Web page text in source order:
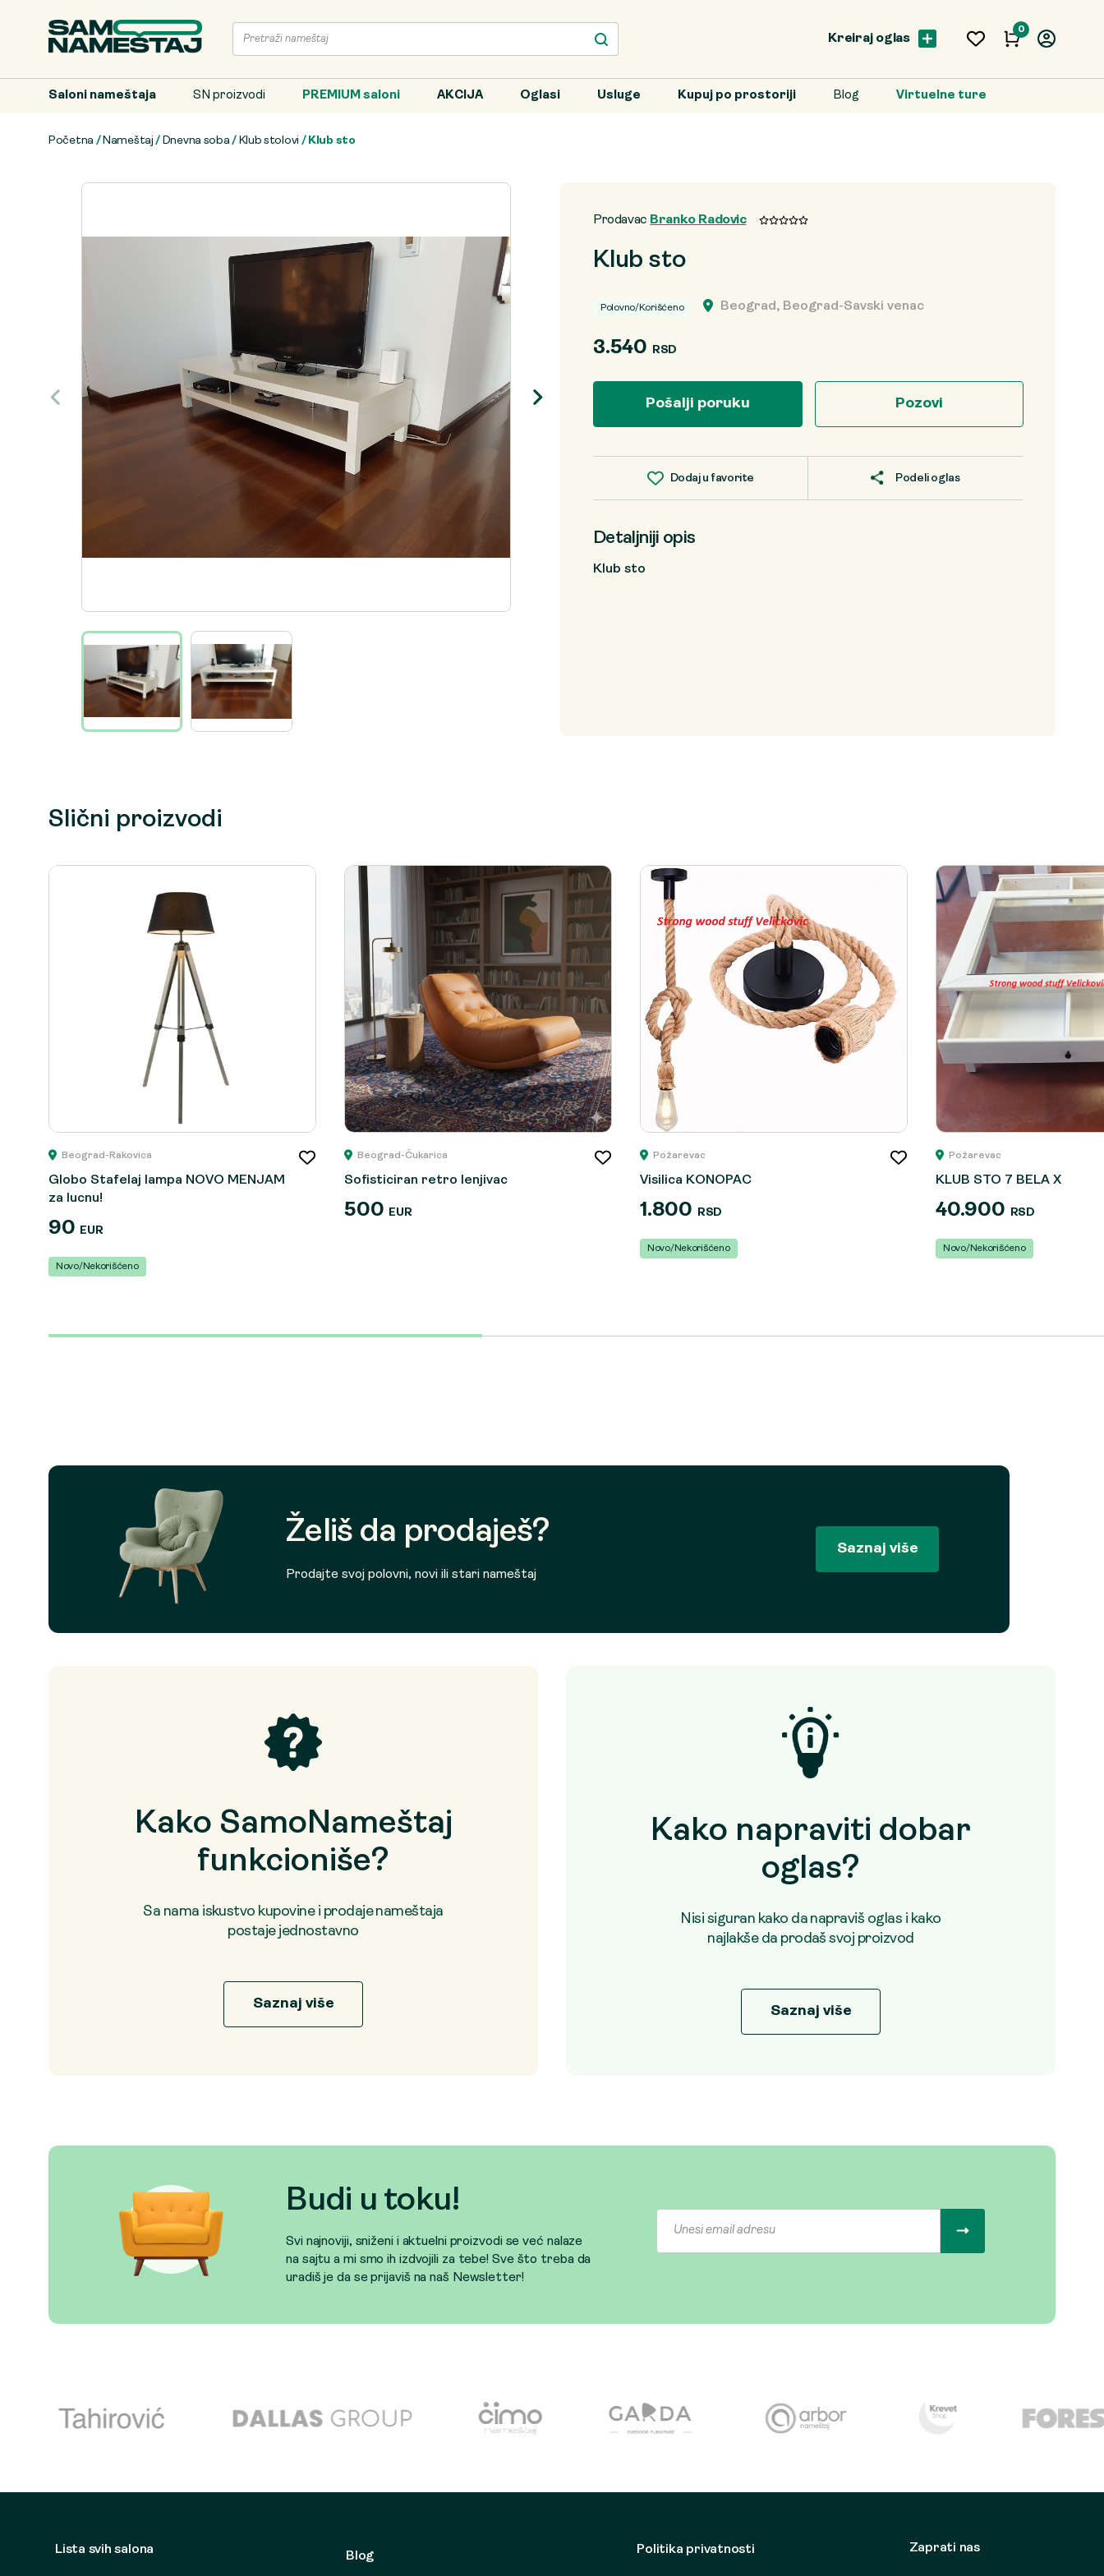
0
Kreiraj oglas
Saloni nameštaja SN proizvodi PREMIUM saloni AKCIJA Oglasi Usluge Kupuj po prostoriji Blog Virtuelne ture
Početna / Nameštaj / Dnevna soba / Klub stolovi / Klub sto
Dodaj u favorite Podeli oglas
Klub sto
Polovno/Korišćeno
3.540 RSD
Prodavac Branko Radovic
Beograd, Beograd-Savski venac
Pošalji poruku Pozovi
Detaljniji opis
Klub sto
Slični proizvodi
Beograd-Rakovica
Globo Stafelaj lampa NOVO MENJAM
za lucnu!
90 EUR
Novo/Nekorišćeno
Beograd-Čukarica
Sofisticiran retro lenjivac
500 EUR
Požarevac
Visilica KONOPAC
1.800 RSD
Novo/Nekorišćeno
Požarevac
KLUB STO 7 BELA X
40.900 RSD
Novo/Nekorišćeno
Želiš da prodaješ?
Prodajte svoj polovni, novi ili stari nameštaj
Saznaj više
Kako SamoNameštaj
funkcioniše?
Sa nama iskustvo kupovine i prodaje nameštaja
postaje jednostavno
Saznaj više
Kako napraviti dobar
oglas?
Nisi siguran kako da napraviš oglas i kako
najlakše da prodaš svoj proizvod
Saznaj više
Budi u toku!
Svi najnoviji, sniženi i aktuelni proizvodi se već nalaze
na sajtu a mi smo ih izdvojili za tebe! Sve što treba da
uradiš je da se prijaviš na naš Newsletter!
Lista svih salona Blog Politika privatnosti Zaprati nas